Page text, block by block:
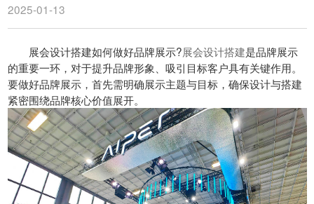
2025-01-13
展会设计搭建如何做好品牌展示?展会设计搭建是品牌展示
的重要一环，对于提升品牌形象、吸引目标客户具有关键作用。
要做好品牌展示，首先需明确展示主题与目标，确保设计与搭建
紧密围绕品牌核心价值展开。